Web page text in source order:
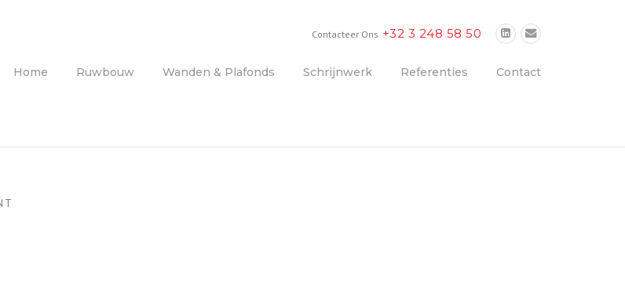
Contacteer Ons +32 3 248 58 50
Home Ruwbouw Wanden & Plafonds Schrijnwerk Referenties Contact